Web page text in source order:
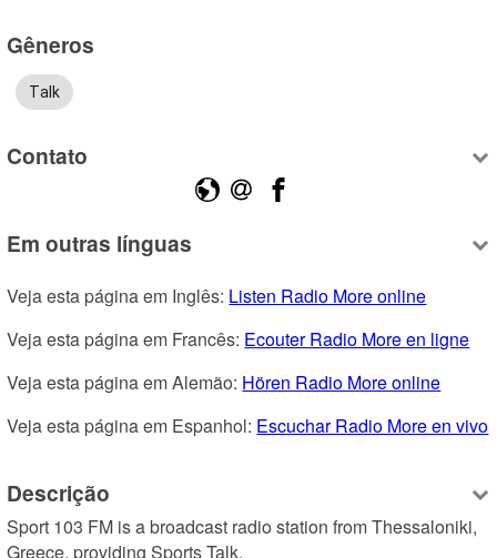
Gêneros
Talk
Contato
Em outras línguas
Veja esta página em Inglês: Listen Radio More online
Veja esta página em Francês: Ecouter Radio More en ligne
Veja esta página em Alemão: Hören Radio More online
Veja esta página em Espanhol: Escuchar Radio More en vivo
Descrição
Sport 103 FM is a broadcast radio station from Thessaloniki,
Greece, providing Sports Talk.